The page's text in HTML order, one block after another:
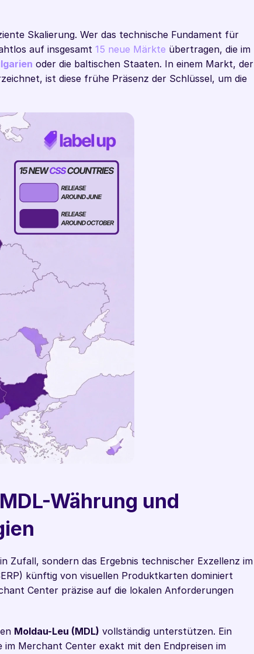
Skalierung. Wer das technische Fundament für
auf insgesamt 15 neue Märkte übertragen, die im
oder die baltischen Staaten. In einem Markt, der
ist diese frühe Präsenz der Schlüssel, um die
Währung und
Zufall, sondern das Ergebnis technischer Exzellenz im
künftig von visuellen Produktkarten dominiert
Center präzise auf die lokalen Anforderungen
Moldau-Leu (MDL) vollständig unterstützen. Ein
Merchant Center exakt mit den Endpreisen im